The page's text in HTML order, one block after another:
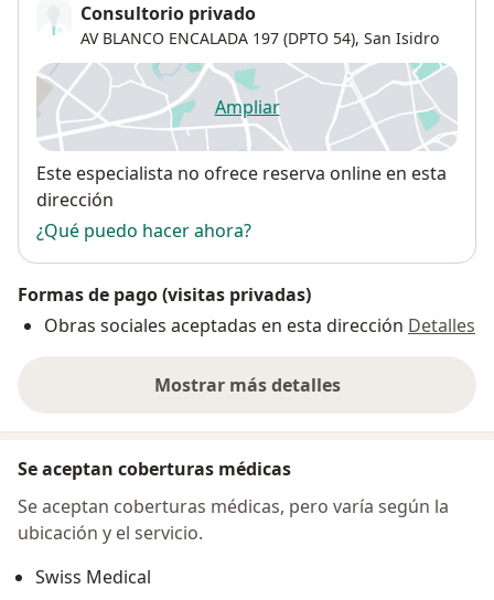
Consultorio privado
AV BLANCO ENCALADA 197 (DPTO 54), San Isidro
Ampliarse abre en una nueva
Disponibilidad
Este especialista no ofrece reserva online en esta
dirección
¿Qué puedo hacer ahora?
Formas de pago (visitas privadas)
Obras sociales aceptadas en esta dirección Detalles
Mostrar más detalles
sobre la dirección
Se aceptan coberturas médicas
Se aceptan coberturas médicas, pero varía según la
ubicación y el servicio.
Swiss Medical